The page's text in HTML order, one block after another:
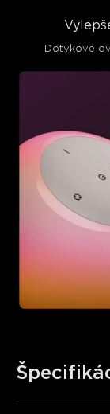
Dotykové